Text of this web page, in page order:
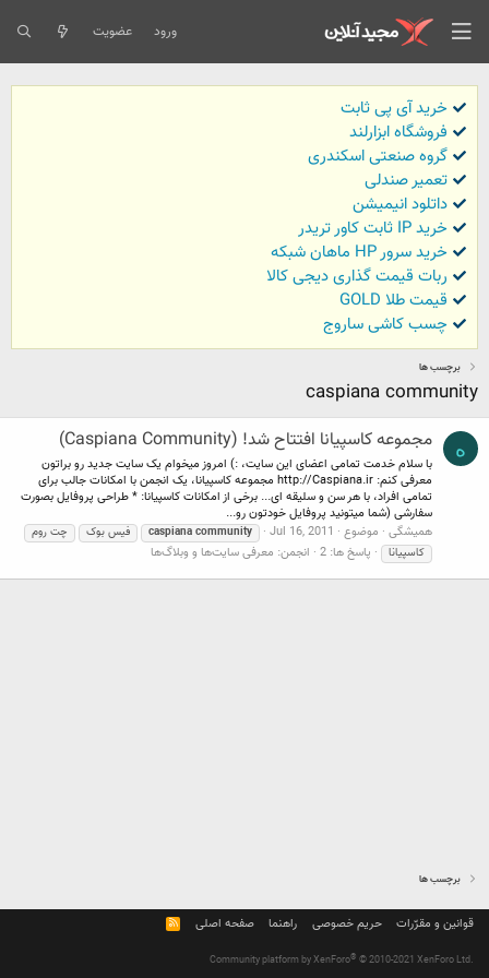
ورود عضویت
خرید آی پی ثابت
فروشگاه ابزارلند
گروه صنعتی اسکندری
تعمیر صندلی
داتلود انیمیشن
خرید IP ثابت کاور تریدر
خرید سرور HP ماهان شبکه
ربات قیمت گذاری دیجی کالا
قیمت طلا GOLD
چسب کاشی ساروج
برچسب ها
caspiana community
ه مجموعه کاسپیانا افتتاح شد! (Caspiana Community)
با سلام خدمت تمامی اعضای این سایت، :) امروز میخوام یک سایت جدید رو براتون
معرفی کنم: http://Caspiana.ir مجموعه کاسپیانا، یک انجمن با امکانات جالب برای
تمامی افراد، با هر سن و سلیقه ای... برخی از امکانات کاسپیانا: * طراحی پروفایل بصورت
سفارشی (شما میتونید پروفایل خودتون رو...
همیشگی موضوع Jul 16, 2011
caspiana community فیس بوک
چت روم
کاسپیانا
پاسخ ها: 2 انجمن: معرفی سایت‌ها و وبلاگ‌ها
برچسب ها
قوانین و مقرّرات حریم خصوصی راهنما صفحه اصلی
R
S
Community platform by XenForo® © 2010-2021 XenForo Ltd.